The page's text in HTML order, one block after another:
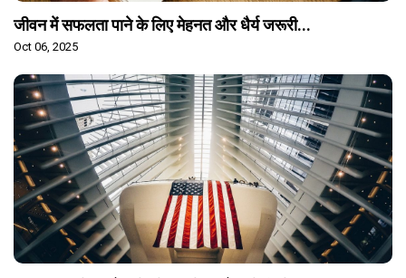
जीवन में सफलता पाने के लिए मेहनत और धैर्य जरूरी...
Oct 06, 2025